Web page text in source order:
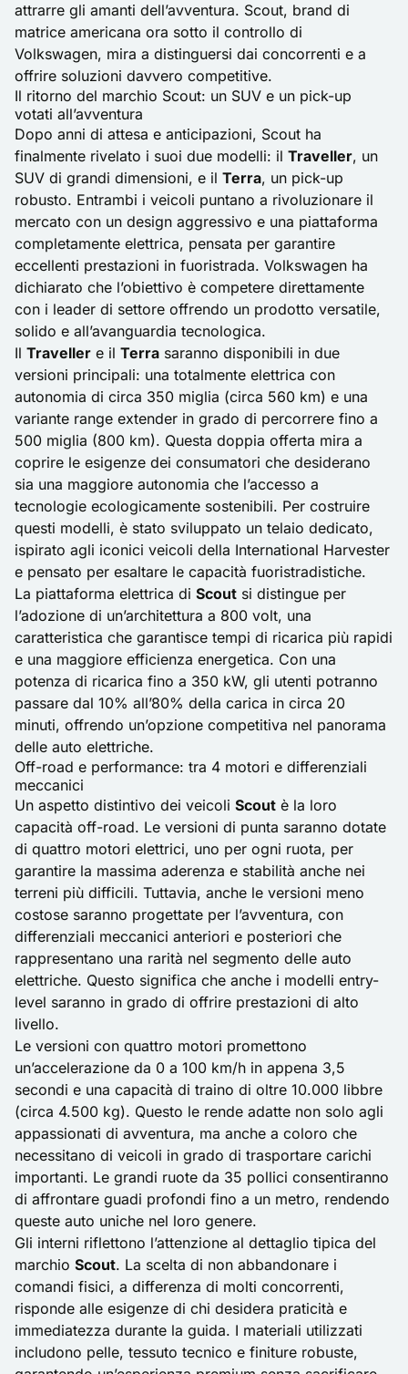
attrarre gli amanti dell’avventura. Scout, brand di
matrice americana ora sotto il controllo di
Volkswagen, mira a distinguersi dai concorrenti e a
offrire soluzioni davvero competitive.
Il ritorno del marchio Scout: un SUV e un pick-up
votati all’avventura
Dopo anni di attesa e anticipazioni, Scout ha
finalmente rivelato i suoi due modelli: il Traveller, un
SUV di grandi dimensioni, e il Terra, un pick-up
robusto. Entrambi i veicoli puntano a rivoluzionare il
mercato con un design aggressivo e una piattaforma
completamente elettrica, pensata per garantire
eccellenti prestazioni in fuoristrada. Volkswagen ha
dichiarato che l’obiettivo è competere direttamente
con i leader di settore offrendo un prodotto versatile,
solido e all’avanguardia tecnologica.
Il Traveller e il Terra saranno disponibili in due
versioni principali: una totalmente elettrica con
autonomia di circa 350 miglia (circa 560 km) e una
variante range extender in grado di percorrere fino a
500 miglia (800 km). Questa doppia offerta mira a
coprire le esigenze dei consumatori che desiderano
sia una maggiore autonomia che l’accesso a
tecnologie ecologicamente sostenibili. Per costruire
questi modelli, è stato sviluppato un telaio dedicato,
ispirato agli iconici veicoli della International Harvester
e pensato per esaltare le capacità fuoristradistiche.
La piattaforma elettrica di Scout si distingue per
l’adozione di un’architettura a 800 volt, una
caratteristica che garantisce tempi di ricarica più rapidi
e una maggiore efficienza energetica. Con una
potenza di ricarica fino a 350 kW, gli utenti potranno
passare dal 10% all’80% della carica in circa 20
minuti, offrendo un’opzione competitiva nel panorama
delle auto elettriche.
Off-road e performance: tra 4 motori e differenziali
meccanici
Un aspetto distintivo dei veicoli Scout è la loro
capacità off-road. Le versioni di punta saranno dotate
di quattro motori elettrici, uno per ogni ruota, per
garantire la massima aderenza e stabilità anche nei
terreni più difficili. Tuttavia, anche le versioni meno
costose saranno progettate per l’avventura, con
differenziali meccanici anteriori e posteriori che
rappresentano una rarità nel segmento delle auto
elettriche. Questo significa che anche i modelli entry-
level saranno in grado di offrire prestazioni di alto
livello.
Le versioni con quattro motori promettono
un’accelerazione da 0 a 100 km/h in appena 3,5
secondi e una capacità di traino di oltre 10.000 libbre
(circa 4.500 kg). Questo le rende adatte non solo agli
appassionati di avventura, ma anche a coloro che
necessitano di veicoli in grado di trasportare carichi
importanti. Le grandi ruote da 35 pollici consentiranno
di affrontare guadi profondi fino a un metro, rendendo
queste auto uniche nel loro genere.
Gli interni riflettono l’attenzione al dettaglio tipica del
marchio Scout. La scelta di non abbandonare i
comandi fisici, a differenza di molti concorrenti,
risponde alle esigenze di chi desidera praticità e
immediatezza durante la guida. I materiali utilizzati
includono pelle, tessuto tecnico e finiture robuste,